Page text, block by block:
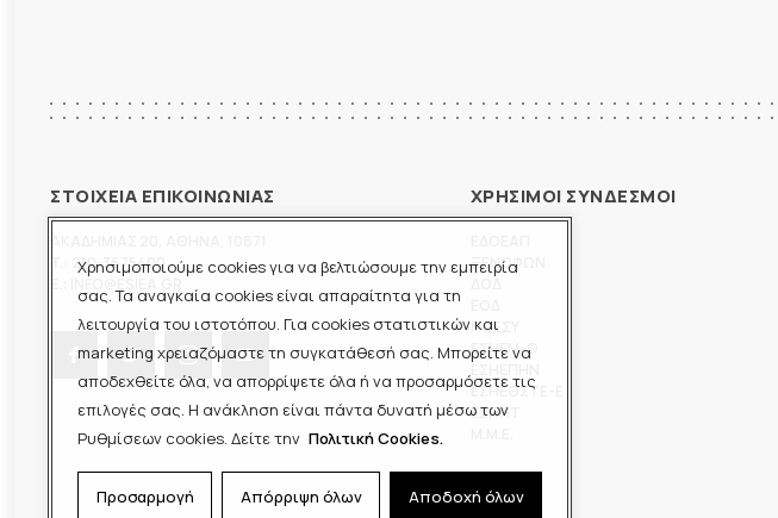
Χρησιμοποιούμε cookies για να βελτιώσουμε την εμπειρία
σας. Τα αναγκαία cookies είναι απαραίτητα για τη
λειτουργία του ιστοτόπου. Για cookies στατιστικών και
marketing χρειαζόμαστε τη συγκατάθεσή σας. Μπορείτε να
αποδεχθείτε όλα, να απορρίψετε όλα ή να προσαρμόσετε τις
επιλογές σας. Η ανάκληση είναι πάντα δυνατή μέσω των
Ρυθμίσεων cookies. Δείτε την Πολιτική Cookies.
Προσαρμογή Απόρριψη όλων Αποδοχή όλων
ΣΤΟΙΧΕΙΑ ΕΠΙΚΟΙΝΩΝΙΑΣ
210-3675400
ΧΡΗΣΙΜΟΙ ΣΥΝΔΕΣΜΟΙ
ΞΕΝΟΦΩΝ
ΠΟΕΣΥ
ΕΣΗΕΜ-Θ
ΕΣΗΕΘΣΤΕ-Ε
ΕΣΠΗΤ